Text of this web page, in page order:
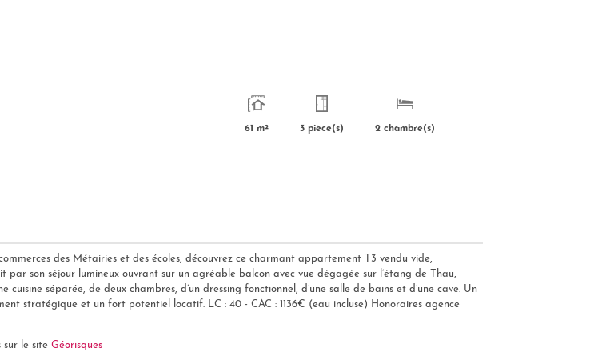
61 m² 3 pièce(s) 2 chambre(s)
des Métairies et des écoles, découvrez ce charmant appartement T3 vendu vide,
par son séjour lumineux ouvrant sur un agréable balcon avec vue dégagée sur l’étang de Thau,
séparée, de deux chambres, d’un dressing fonctionnel, d’une salle de bains et d’une cave. Un
stratégique et un fort potentiel locatif. LC : 40 - CAC : 1136€ (eau incluse) Honoraires agence
sur le site Géorisques